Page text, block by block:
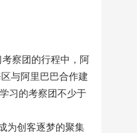
察团的行程中，阿
与阿里巴巴合作建
习的考察团不少于
为创客逐梦的聚集